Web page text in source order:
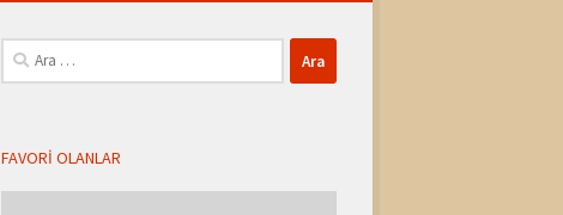
Arama:
FAVORI OLANLAR